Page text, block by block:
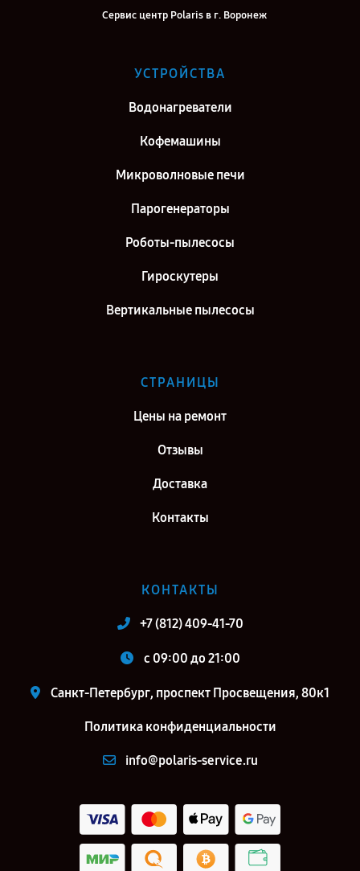
Сервис центр Polaris в г. Воронеж
Сервис центр Polaris в г. Самара
Сервис центр Polaris в г. Москва
УСТРОЙСТВА
Водонагреватели
Кофемашины
Микроволновые печи
Парогенераторы
Роботы-пылесосы
Гироскутеры
Вертикальные пылесосы
СТРАНИЦЫ
Цены на ремонт
Отзывы
Доставка
Контакты
КОНТАКТЫ
+7 (812) 409-41-70
c 09:00 до 21:00
Санкт-Петербург, проспект Просвещения, 80к1
Политика конфиденциальности
info@polaris-service.ru